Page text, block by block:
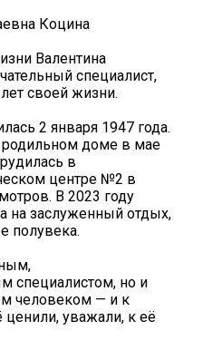
Коцина
Валентина
специалист,
своей жизни.
2 января 1947 года.
родильном доме в мае
в
центре №2 в
В 2023 году
на заслуженный отдых,
полувека.
специалистом, но и
человеком — и к
ценили, уважали, к её